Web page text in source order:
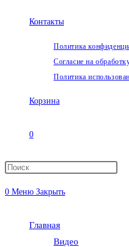
Контакты
Политика
Согласие на
Политика
Корзина
0
Переключить
0 Меню Закрыть
Главная
Видео